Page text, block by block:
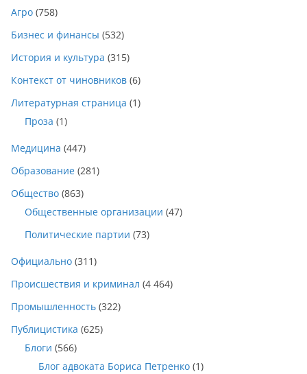
Агро (758)
Бизнес и финансы (532)
История и культура (315)
Контекст от чиновников (6)
Литературная страница (1)
Проза (1)
Медицина (447)
Образование (281)
Общество (863)
Общественные организации (47)
Политические партии (73)
Официально (311)
Происшествия и криминал (4 464)
Промышленность (322)
Публицистика (625)
Блоги (566)
Блог адвоката Бориса Петренко (1)